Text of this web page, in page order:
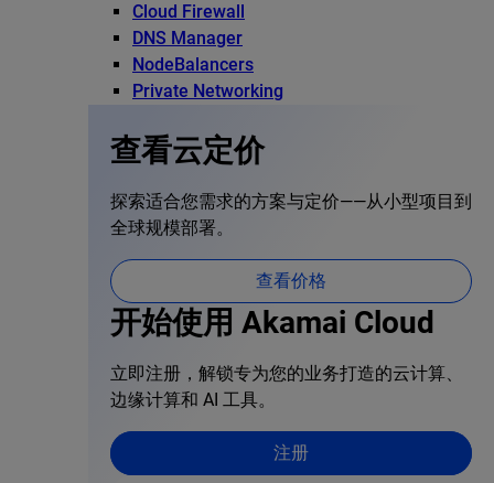
Cloud Firewall
DNS Manager
NodeBalancers
Private Networking
查看云定价
探索适合您需求的方案与定价——从小型项目到
全球规模部署。
查看价格
开始使用 Akamai Cloud
立即注册，解锁专为您的业务打造的云计算、
边缘计算和 AI 工具。
注册